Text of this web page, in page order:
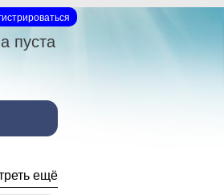
пуста
ещё